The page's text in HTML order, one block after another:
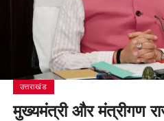
उत्तराखंड
मुख्यमंत्री और मंत्रीगण